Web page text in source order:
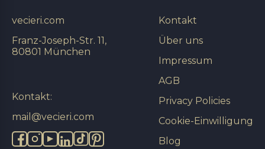
Kontakt
Über uns
Impressum
AGB
Privacy Policies
Cookie-Einwilligung
Blog
vecieri.com
Franz-Joseph-Str. 11,
80801 München
Kontakt:
mail@vecieri.com